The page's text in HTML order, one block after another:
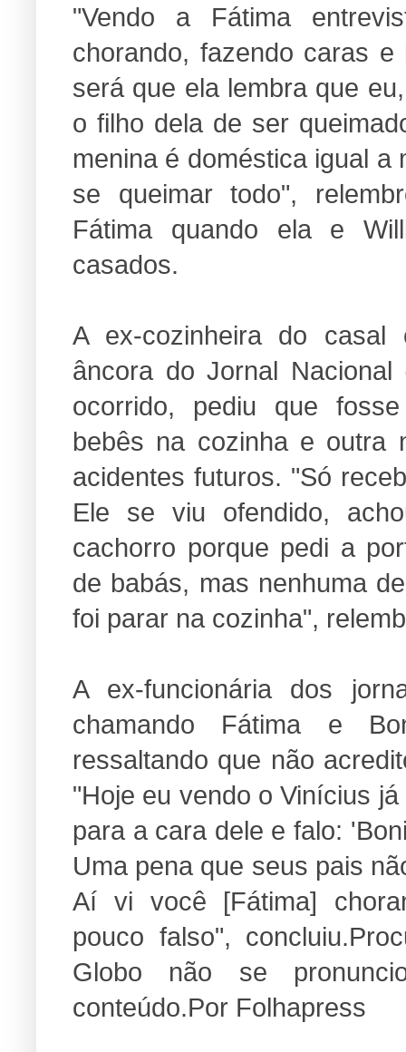
"Vendo a Fátima
chorando, fazendo caras
será que ela lembra que
o filho dela de ser
menina é doméstica igual a
se queimar todo",
Fátima quando ela e
casados.
A ex-cozinheira do casal
âncora do Jornal
ocorrido, pediu que
bebês na cozinha e outra
acidentes futuros. "Só
Ele se viu ofendido,
cachorro porque pedi a
de babás, mas nenhuma
foi parar na cozinha",
A ex-funcionária dos
chamando Fátima e
ressaltando que não
"Hoje eu vendo o Vinícius
para a cara dele e falo:
Uma pena que seus pais
Aí vi você [Fátima]
pouco falso",
Globo não se
conteúdo.Por Folhapress